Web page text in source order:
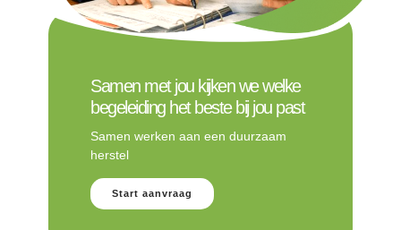
Samen met jou kijken we welke
begeleiding het beste bij jou past
Samen werken aan een duurzaam
herstel
Start aanvraag